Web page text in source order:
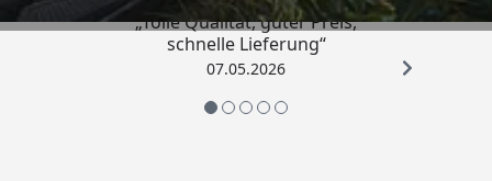
„Tolle Qualität, guter Preis,
schnelle Lieferung“
07.05.2026